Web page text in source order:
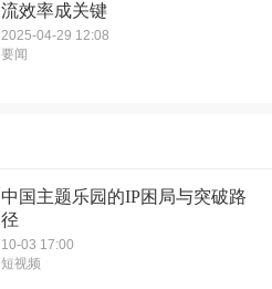
流效率成关键
2025-04-29 12:08
要闻
中国主题乐园的IP困局与突破路
径
10-03 17:00
短视频